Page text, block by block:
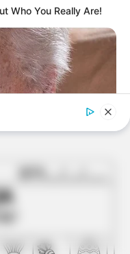
Who You Really Are!